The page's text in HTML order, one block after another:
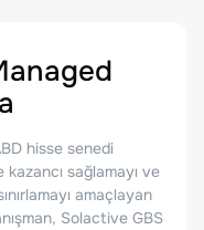
hisse senedi
kazancı sağlamayı ve
amaçlayan
Solactive GBS